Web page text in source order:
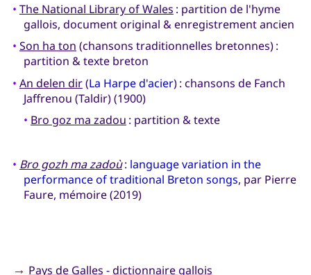
• The National Library of Wales : partition de l'hyme
gallois, document original & enregistrement ancien
• Son ha ton (chansons traditionnelles bretonnes) :
partition & texte breton
• An delen dir(La Harpe d'acier) : chansons de Fanch
Jaffrenou (Taldir) (1900)
• Bro goz ma zadou : partition & texte
• Bro gozh ma zadoù: language variation in the
performance of traditional Breton songs, par Pierre
Faure, mémoire (2019)
→ Pays de Galles -dictionnaire gallois